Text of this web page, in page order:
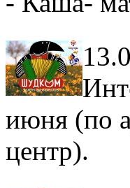
июня (по
центр).